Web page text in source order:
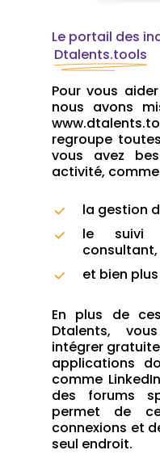
Le portail des
Dtalents.tools
Pour vous
nous avons
regroupe
vous avez
activité, comme
la gestion
le suivi
consultant,
et bien
En plus de
Dtalents,
intégrer
applications
comme
des forums
permet de
connexions et
seul endroit.